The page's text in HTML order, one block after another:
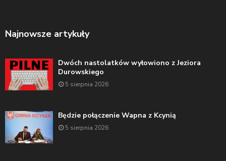
Najnowsze artykuły
Dwóch nastolatków wyłowiono z Jeziora
Durowskiego
5 sierpnia 2026
Będzie połączenie Wapna z Kcynią
5 sierpnia 2026